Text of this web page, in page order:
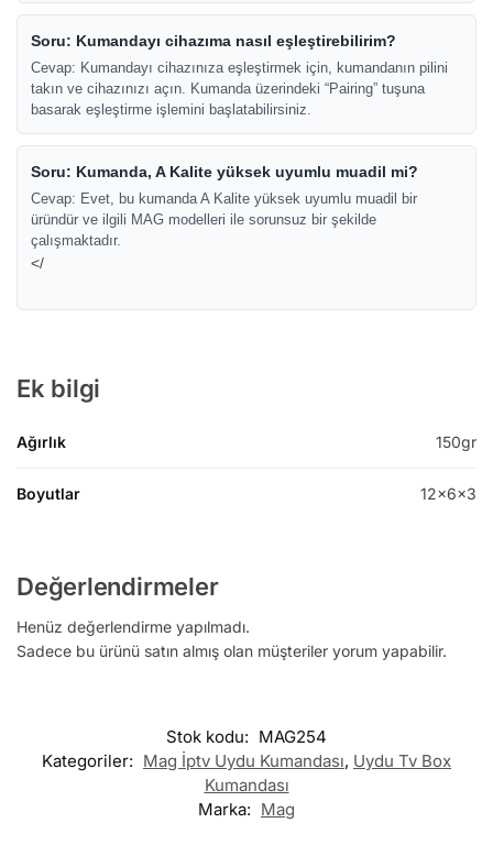
Soru: Kumandayı cihazıma nasıl eşleştirebilirim?
Cevap: Kumandayı cihazınıza eşleştirmek için, kumandanın pilini
takın ve cihazınızı açın. Kumanda üzerindeki “Pairing” tuşuna
basarak eşleştirme işlemini başlatabilirsiniz.
Soru: Kumanda, A Kalite yüksek uyumlu muadil mi?
Cevap: Evet, bu kumanda A Kalite yüksek uyumlu muadil bir
üründür ve ilgili MAG modelleri ile sorunsuz bir şekilde
çalışmaktadır.
</
Ek bilgi
Ağırlık 150gr
Boyutlar 12x6x3
Değerlendirmeler
Henüz değerlendirme yapılmadı.
Sadece bu ürünü satın almış olan müşteriler yorum yapabilir.
Stok kodu: MAG254
Kategoriler: Mag İptv Uydu Kumandası, Uydu Tv Box
Kumandası
Marka: Mag